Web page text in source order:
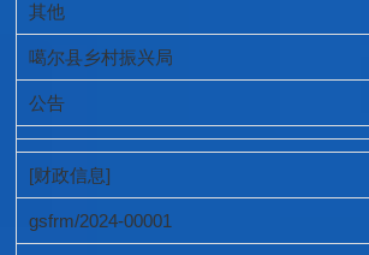
其他
噶尔县乡村振兴局
公告
[财政信息]
gsfrm/2024-00001